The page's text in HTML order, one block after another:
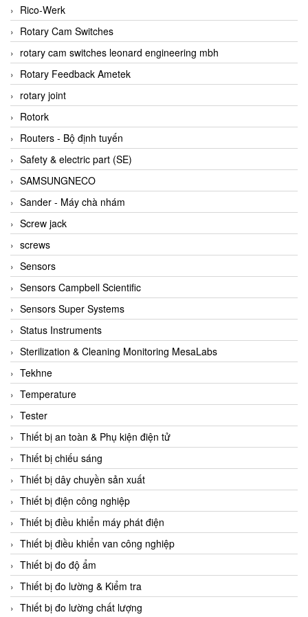
Boneng
Bopp & Reuther Messtechnik
Bosch
Boydcorp
BRAUN Vietnam
Brinkmann Pumpen
BRONKHORST
Brook Instrument
Brooks Instrument Vietnam
Buhler
BURLING INSTRUMENTS
Burster
BUSCHJOST
Calectro
Campbell Scientific
Canneed Vietnam
Cantoni
CAPS
CAREL Parts
CCS
CD Automation
CEAG Sicherheitst
CEIA Vietnam
Celduc Vietnam
Cemb
Centec GmbH
CEQUBE
CHAUVIN ARNOUX
Checkline
Rico-Werk
Rotary Cam Switches
rotary cam switches leonard engineering mbh
Rotary Feedback Ametek
rotary joint
Rotork
Routers - Bộ định tuyến
Safety & electric part (SE)
SAMSUNGNECO
Sander - Máy chà nhám
Screw jack
screws
Sensors
Sensors Campbell Scientific
Sensors Super Systems
Status Instruments
Sterilization & Cleaning Monitoring MesaLabs
Tekhne
Temperature
Tester
Thiết bị an toàn & Phụ kiện điện tử
Thiết bị chiếu sáng
Thiết bị dây chuyền sản xuất
Thiết bị điện công nghiệp
Thiết bị điều khiển máy phát điện
Thiết bị điều khiển van công nghiệp
Thiết bị đo độ ẩm
Thiết bị đo lường & Kiểm tra
Thiết bị đo lường chất lượng